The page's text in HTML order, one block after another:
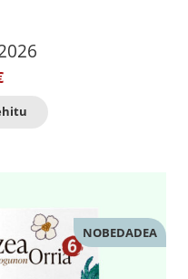
NOBEDADEA